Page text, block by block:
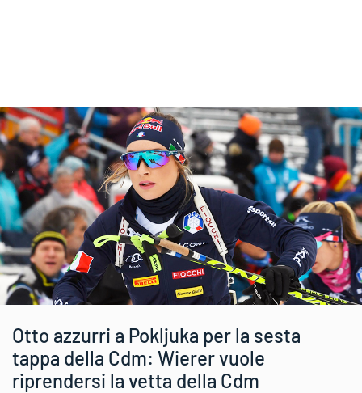
Otto azzurri a Pokljuka per la sesta
tappa della Cdm: Wierer vuole
riprendersi la vetta della Cdm